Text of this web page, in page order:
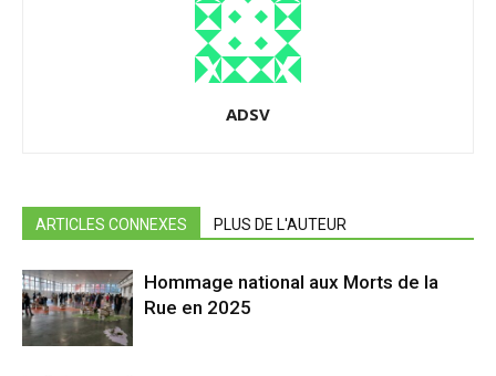
ADSV
ARTICLES CONNEXES PLUS DE L'AUTEUR
Hommage national aux Morts de la
Rue en 2025